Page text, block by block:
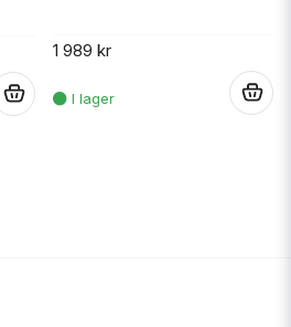
1 989 kr